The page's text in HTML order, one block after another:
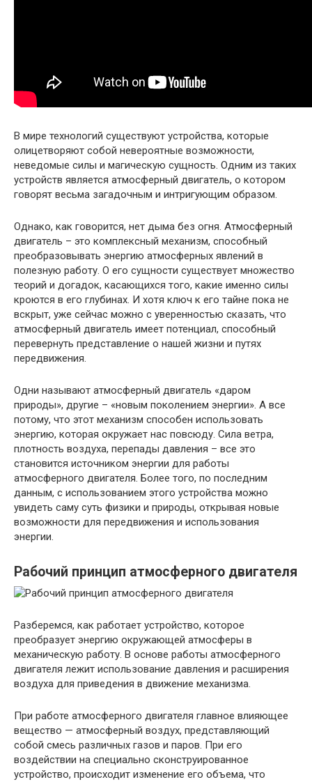
В мире технологий существуют устройства, которые
олицетворяют собой невероятные возможности,
неведомые силы и магическую сущность. Одним из таких
устройств является атмосферный двигатель, о котором
говорят весьма загадочным и интригующим образом.
Однако, как говорится, нет дыма без огня. Атмосферный
двигатель – это комплексный механизм, способный
преобразовывать энергию атмосферных явлений в
полезную работу. О его сущности существует множество
теорий и догадок, касающихся того, какие именно силы
кроются в его глубинах. И хотя ключ к его тайне пока не
вскрыт, уже сейчас можно с уверенностью сказать, что
атмосферный двигатель имеет потенциал, способный
перевернуть представление о нашей жизни и путях
передвижения.
Одни называют атмосферный двигатель «даром
природы», другие – «новым поколением энергии». А все
потому, что этот механизм способен использовать
энергию, которая окружает нас повсюду. Сила ветра,
плотность воздуха, перепады давления – все это
становится источником энергии для работы
атмосферного двигателя. Более того, по последним
данным, с использованием этого устройства можно
увидеть саму суть физики и природы, открывая новые
возможности для передвижения и использования
энергии.
Рабочий принцип атмосферного двигателя
Разберемся, как работает устройство, которое
преобразует энергию окружающей атмосферы в
механическую работу. В основе работы атмосферного
двигателя лежит использование давления и расширения
воздуха для приведения в движение механизма.
При работе атмосферного двигателя главное влияющее
вещество — атмосферный воздух, представляющий
собой смесь различных газов и паров. При его
воздействии на специально сконструированное
устройство, происходит изменение его объема, что